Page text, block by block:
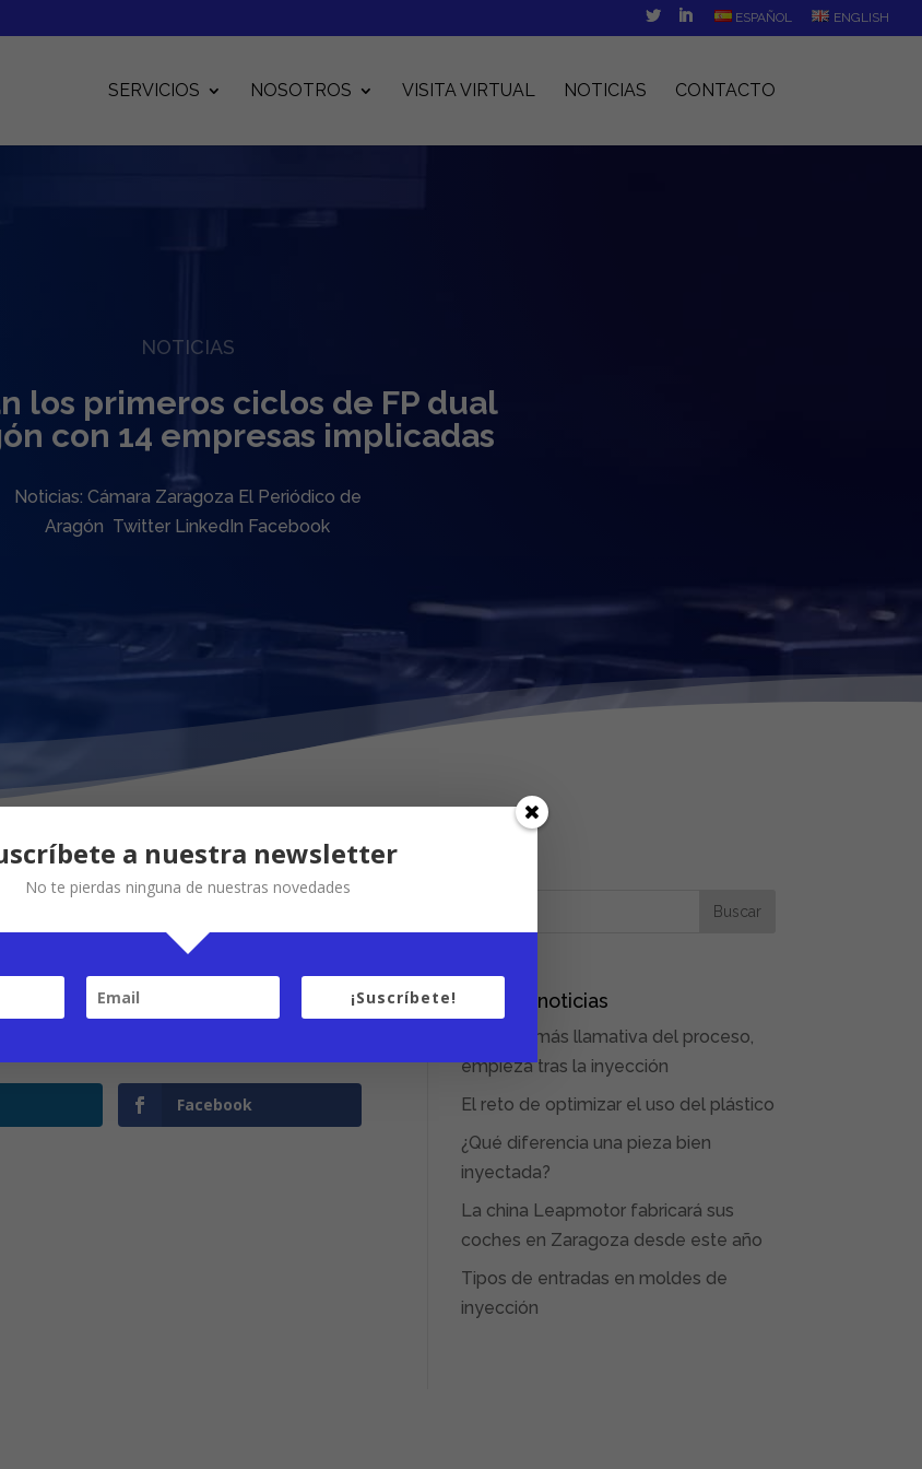
ESPAÑOL ENGLISH
SERVICIOS NOSOTROS VISITA VIRTUAL NOTICIAS CONTACTO
NOTICIAS
los primeros ciclos de FP dual
con 14 empresas implicadas
Noticias: Cámara Zaragoza El Periódico de
Aragón Twitter LinkedIn Facebook
Facebook
Últimas noticias
La parte más llamativa del proceso,
empieza tras la inyección
El reto de optimizar el uso del plástico
¿Qué diferencia una pieza bien
inyectada?
La china Leapmotor fabricará sus
coches en Zaragoza desde este año
Tipos de entradas en moldes de
inyección
a nuestra newsletter
No te pierdas ninguna de nuestras novedades
¡Suscríbete!